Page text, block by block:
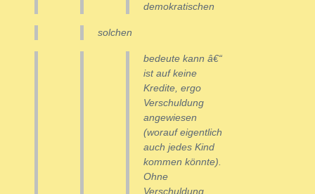
demokratischen
solchen
bedeute kann â€“
ist auf keine
Kredite, ergo
Verschuldung
angewiesen
(worauf eigentlich
auch jedes Kind
kommen könnte).
Ohne
Verschuldung